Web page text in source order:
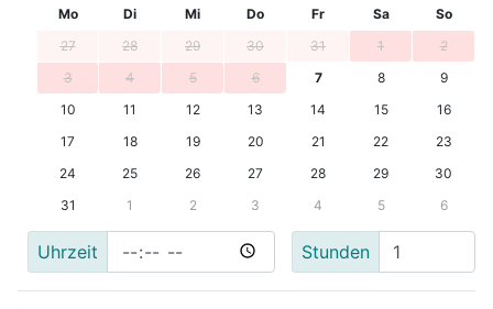
Mo
Di Mi Do Fr Sa
So
27
28 29 30 31 1
2
3
4 5 6 7 8
9
10
11 12 13 14 15
16
17
18 19 20 21 22
23
24
25 26 27 28 29
30
31
1 2 3 4 5 6
Uhrzeit Stunden